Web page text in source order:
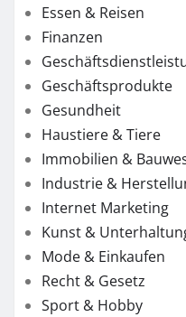
Essen & Reisen
Finanzen
Geschäftsprodukte
Gesundheit
Haustiere & Tiere
Immobilien &
Industrie &
Internet Marketing
Kunst &
Mode & Einkaufen
Recht & Gesetz
Sport & Hobby